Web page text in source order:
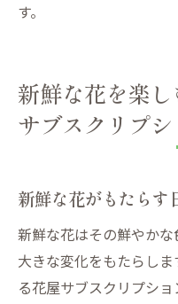
す。
新鮮な花を楽
サブスクリプ
新鮮な花がもたらす
新鮮な花はその鮮やか
大きな変化をもたらし
る花屋サブスクリプシ